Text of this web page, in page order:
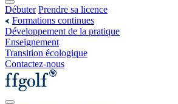
Débuter Prendre sa licence
Formations continues
Développement de la pratique
Enseignement
Transition écologique
Contactez-nous